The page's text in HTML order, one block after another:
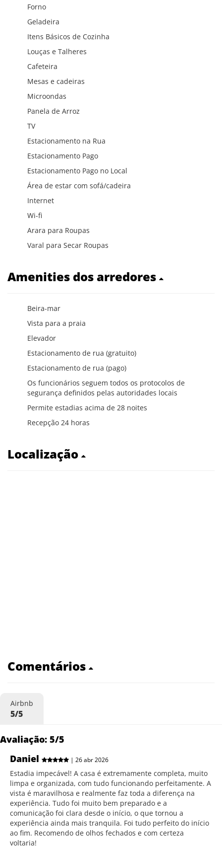
Forno
Geladeira
Itens Básicos de Cozinha
Louças e Talheres
Cafeteira
Mesas e cadeiras
Microondas
Panela de Arroz
TV
Estacionamento na Rua
Estacionamento Pago
Estacionamento Pago no Local
Área de estar com sofá/cadeira
Internet
Wi-fi
Arara para Roupas
Varal para Secar Roupas
Amenities dos arredores
Beira-mar
Vista para a praia
Elevador
Estacionamento de rua (gratuito)
Estacionamento de rua (pago)
Os funcionários seguem todos os protocolos de
segurança definidos pelas autoridades locais
Permite estadias acima de 28 noites
Recepção 24 horas
Localização
Comentários
Airbnb
5/5
Avaliação: 5/5
Daniel
| 26 abr 2026
Estadia impecável! A casa é extremamente completa, muito
limpa e organizada, com tudo funcionando perfeitamente. A
vista é maravilhosa e realmente faz toda a diferença na
experiência. Tudo foi muito bem preparado e a
comunicação foi clara desde o início, o que tornou a
experiência ainda mais tranquila. Foi tudo perfeito do início
ao fim. Recomendo de olhos fechados e com certeza
voltaria!